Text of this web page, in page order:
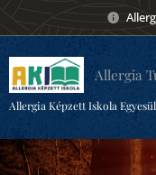
Allergia
Allergia Képzett Iskola